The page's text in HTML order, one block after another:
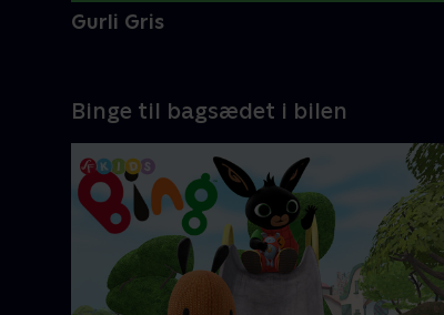
Gurli Gris
Binge til bagsædet i bilen